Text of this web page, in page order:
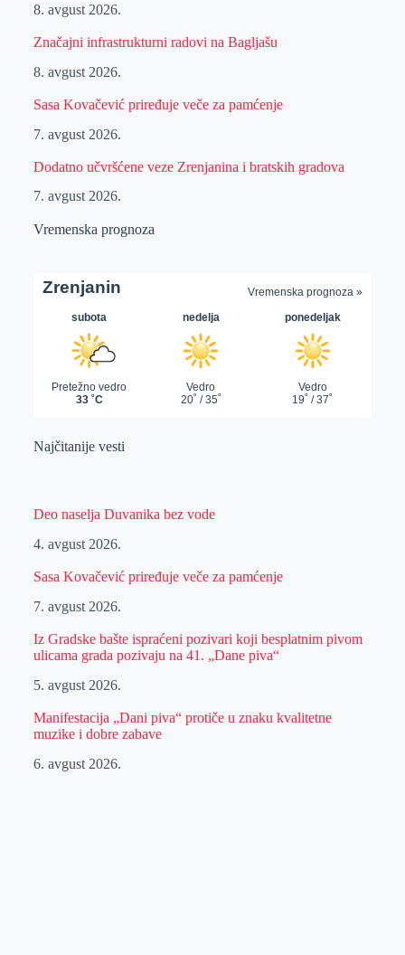
8. avgust 2026.
Značajni infrastrukturni radovi na Bagljašu
8. avgust 2026.
Sasa Kovačević priređuje veče za pamćenje
7. avgust 2026.
Dodatno učvršćene veze Zrenjanina i bratskih gradova
7. avgust 2026.
Vremenska prognoza
Najčitanije vesti
Deo naselja Duvanika bez vode
4. avgust 2026.
Sasa Kovačević priređuje veče za pamćenje
7. avgust 2026.
Iz Gradske bašte ispraćeni pozivari koji besplatnim pivom
ulicama grada pozivaju na 41. „Dane piva“
5. avgust 2026.
Manifestacija „Dani piva“ protiče u znaku kvalitetne
muzike i dobre zabave
6. avgust 2026.